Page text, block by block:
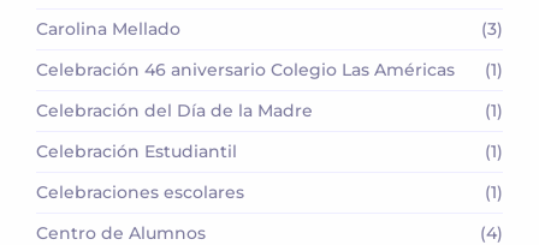
Carolina Mellado
(3)
Celebración 46 aniversario Colegio Las Américas
(1)
Celebración del Día de la Madre
(1)
Celebración Estudiantil
(1)
Celebraciones escolares
(1)
Centro de Alumnos
(4)